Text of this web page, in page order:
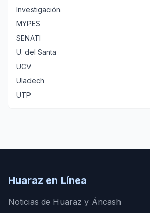
Investigación
MYPES
SENATI
U. del Santa
UCV
Uladech
UTP
Huaraz en Línea
Noticias de Huaraz y Áncash